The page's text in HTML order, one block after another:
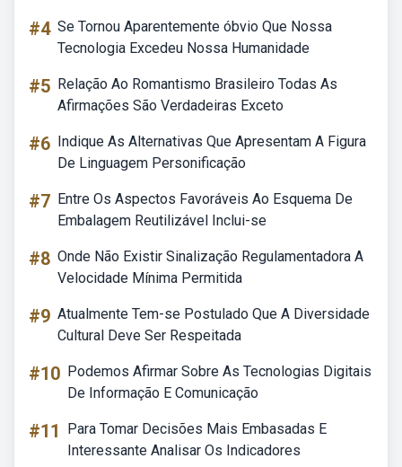
#4 Se Tornou Aparentemente óbvio Que Nossa
Tecnologia Excedeu Nossa Humanidade
#5 Relação Ao Romantismo Brasileiro Todas As
Afirmações São Verdadeiras Exceto
#6 Indique As Alternativas Que Apresentam A Figura
De Linguagem Personificação
#7 Entre Os Aspectos Favoráveis Ao Esquema De
Embalagem Reutilizável Inclui-se
#8 Onde Não Existir Sinalização Regulamentadora A
Velocidade Mínima Permitida
#9 Atualmente Tem-se Postulado Que A Diversidade
Cultural Deve Ser Respeitada
#10 Podemos Afirmar Sobre As Tecnologias Digitais
De Informação E Comunicação
#11
Para Tomar Decisões Mais Embasadas E
Interessante Analisar Os Indicadores